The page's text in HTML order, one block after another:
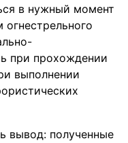
в нужный момент
при прохождении
выполнении
вывод: полученные